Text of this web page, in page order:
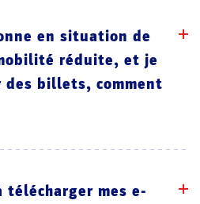
en situation de
réduite, et je
des billets, comment
télécharger mes e-